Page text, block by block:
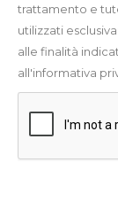
trattamento e
utilizzati
alle finalità
all'informativa